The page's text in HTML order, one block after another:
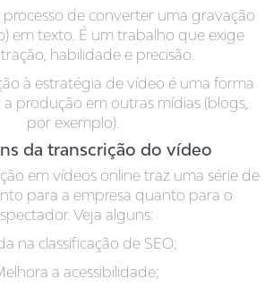
processo de converter uma gravação
em texto. É um trabalho que exige
habilidade e precisão.
à estratégia de vídeo é uma forma
produção em outras mídias (blogs,
por exemplo).
da transcrição do vídeo
em vídeos online traz uma série de
para a empresa quanto para o
Veja alguns:
na classificação de SEO;
a acessibilidade;